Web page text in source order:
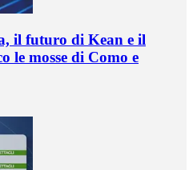
il futuro di Kean e il
le mosse di Como e